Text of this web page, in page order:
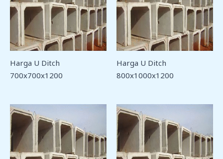
Harga U Ditch
700x700x1200
Harga U Ditch
800x1000x1200